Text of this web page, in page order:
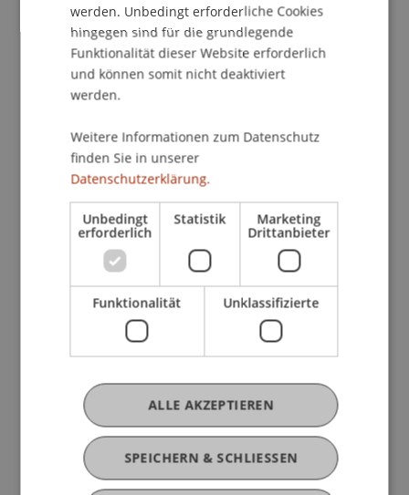
Angebote des Bank Frick
Innovative Finance Labs
Bank Frick Stipendium
Certificate of Advanced Study in
Blockchain und FinTech
Zertifikatsstudiengang
Blockchain und FinTech
werden. Unbedingt erforderliche Cookies
hingegen sind für die grundlegende
Funktionalität dieser Website erforderlich
und können somit nicht deaktiviert
werden.
Weitere Informationen zum Datenschutz
finden Sie in unserer
Datenschutzerklärung.
Unbedingt
erforderlich
Statistik Marketing
Drittanbieter
Funktionalität Unklassifizierte
SPEICHERN & SCHLIESSEN
ALLE AKZEPTIEREN